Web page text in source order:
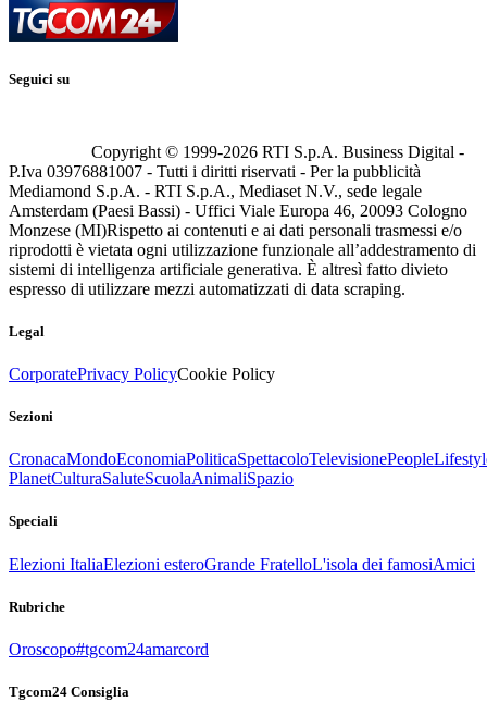
Seguici su
Copyright © 1999-2026 RTI S.p.A. Business Digital -
P.Iva 03976881007 - Tutti i diritti riservati - Per la pubblicità
Mediamond S.p.A. - RTI S.p.A., Mediaset N.V., sede legale
Amsterdam (Paesi Bassi) - Uffici Viale Europa 46, 20093 Cologno
Monzese (MI)Rispetto ai contenuti e ai dati personali trasmessi e/o
riprodotti è vietata ogni utilizzazione funzionale all’addestramento di
sistemi di intelligenza artificiale generativa. È altresì fatto divieto
espresso di utilizzare mezzi automatizzati di data scraping.
Legal
CorporatePrivacy PolicyCookie Policy
Sezioni
CronacaMondoEconomiaPoliticaSpettacoloTelevisionePeople
PlanetCulturaSaluteScuolaAnimaliSpazio
Speciali
Elezioni ItaliaElezioni esteroGrande FratelloL'isola dei famosiAmici
Rubriche
Oroscopo#tgcom24amarcord
Tgcom24 Consiglia